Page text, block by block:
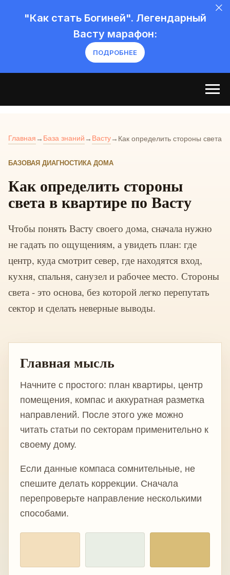
"Как стать Богиней". Легендарный
Васту марафон:
ПОДРОБНЕЕ
Главная → База знаний → Васту→ Как определить стороны света
БАЗОВАЯ ДИАГНОСТИКА ДОМА
Как определить стороны
света в квартире по Васту
Чтобы понять Васту своего дома, сначала нужно
не гадать по ощущениям, а увидеть план: где
центр, куда смотрит север, где находятся вход,
кухня, спальня, санузел и рабочее место. Стороны
света - это основа, без которой легко перепутать
сектор и сделать неверные выводы.
Главная мысль
Начните с простого: план квартиры, центр
помещения, компас и аккуратная разметка
направлений. После этого уже можно
читать статьи по секторам применительно к
своему дому.
Если данные компаса сомнительные, не
спешите делать коррекции. Сначала
перепроверьте направление несколькими
способами.